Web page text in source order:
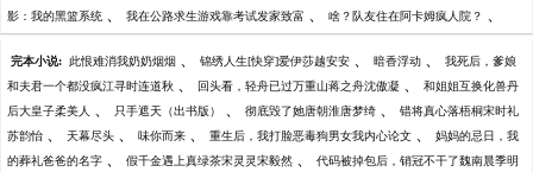
影：我的黑篮系统 、 我在公路求生游戏靠考试发家致富 、 啥？队友住在阿卡姆疯人院？ 、
完本小说: 此恨难消我奶奶烟烟 、 锦绣人生[快穿]爱伊莎越安安 、 暗香浮动 、 我死后，爹娘
和夫君一个都没疯江寻时连道秋 、 回头看，轻舟已过万重山蒋之舟沈傲凝 、 和姐姐互换化兽丹
后大皇子柔美人 、 只手遮天（出书版） 、 彻底毁了她唐朝淮唐梦绮 、 错将真心落梧桐宋时礼
苏韵怡 、 天幕尽头 、 味你而来 、 重生后，我打脸恶毒狗男女我内心论文 、 妈妈的忌日，我
的葬礼爸爸的名字 、 假千金遇上真绿茶宋灵灵宋毅然 、 代码被掉包后，销冠不干了魏南晨季明